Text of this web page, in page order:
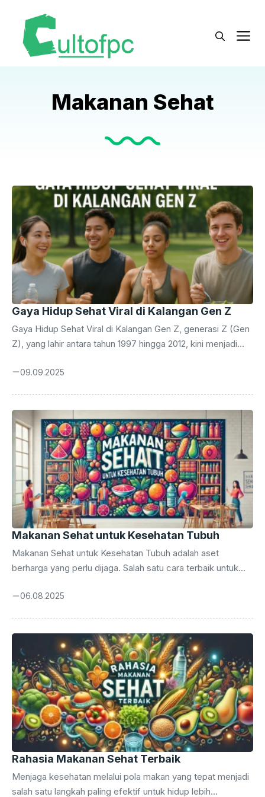
Makanan Sehat
Gaya Hidup Sehat Viral di Kalangan Gen Z
Gaya Hidup Sehat Viral di Kalangan Gen Z, generasi Z (Gen
Z), yang lahir antara tahun 1997 hingga 2012, kini menjadi
dengan generasi sebelumnya, Gen Z hidup di era digital
menjaga keseimbangan dalam hidup. Mereka mulai
mengadopsi pola hidup yang tidak hanya fokus pada
kesibukan, tetapi juga memberikan perhatian serius
terhadap kesehatan fisik dan mental agar tetap prima. ...
09.09.2025
Makanan Sehat untuk Kesehatan Tubuh
Makanan Sehat untuk Kesehatan Tubuh adalah aset
berharga yang perlu dijaga. Salah satu cara terbaik untuk
yang kita konsumsi setiap hari tidak hanya memberi energi,
yang dapat meningkatkan kesehatan tubuh Anda. Dengan
mengganti kebiasaan makan buruk dengan pilihan bergizi,
Anda akan merasakan manfaat jangka panjang bagi tubuh
dan pikiran. Pola makan sehat tidak rumit. Perubahan kecil
yang ...
06.08.2025
Rahasia Makanan Sehat Terbaik
Menjaga kesehatan melalui pola makan yang tepat menjadi
salah satu langkah paling efektif untuk hidup lebih